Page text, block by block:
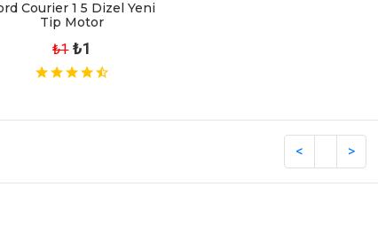
Courier 1 5 Dizel Yeni
Tip Motor
₺1 ₺1